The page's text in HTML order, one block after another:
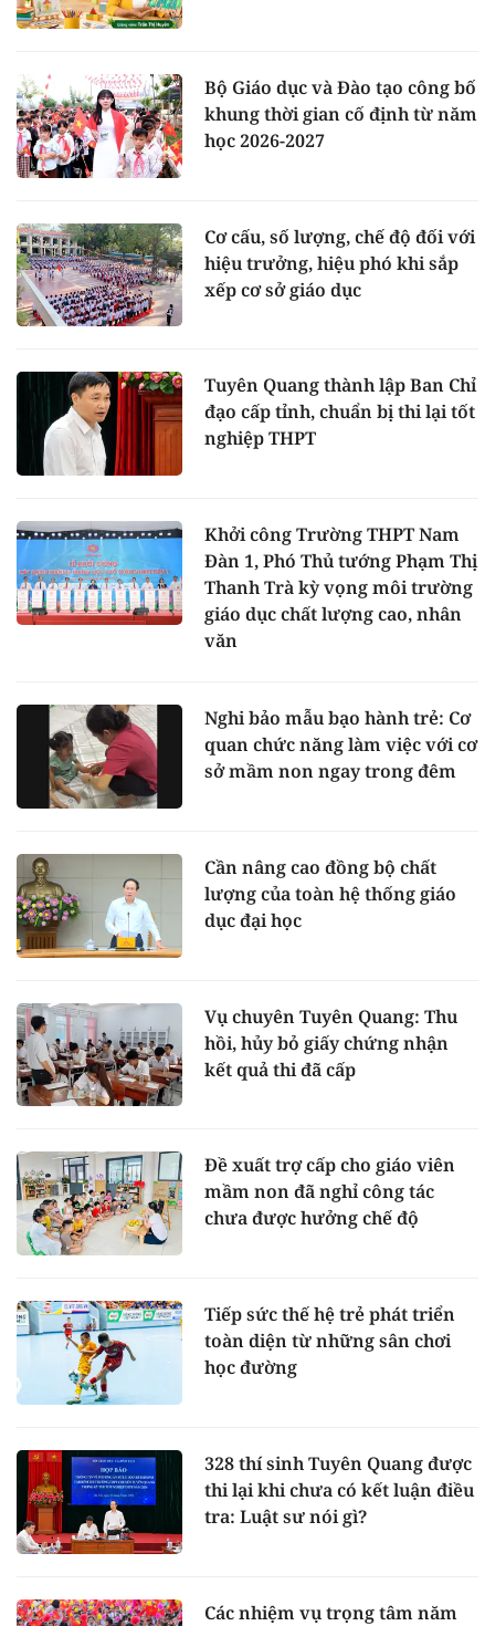
Bộ Giáo dục và Đào tạo công bố
khung thời gian cố định từ năm
học 2026-2027
Cơ cấu, số lượng, chế độ đối với
hiệu trưởng, hiệu phó khi sắp
xếp cơ sở giáo dục
Tuyên Quang thành lập Ban Chỉ
đạo cấp tỉnh, chuẩn bị thi lại tốt
nghiệp THPT
Khởi công Trường THPT Nam
Đàn 1, Phó Thủ tướng Phạm Thị
Thanh Trà kỳ vọng môi trường
giáo dục chất lượng cao, nhân
văn
Nghi bảo mẫu bạo hành trẻ: Cơ
quan chức năng làm việc với cơ
sở mầm non ngay trong đêm
Cần nâng cao đồng bộ chất
lượng của toàn hệ thống giáo
dục đại học
Vụ chuyên Tuyên Quang: Thu
hồi, hủy bỏ giấy chứng nhận
kết quả thi đã cấp
Đề xuất trợ cấp cho giáo viên
mầm non đã nghỉ công tác
chưa được hưởng chế độ
Tiếp sức thế hệ trẻ phát triển
toàn diện từ những sân chơi
học đường
328 thí sinh Tuyên Quang được
thi lại khi chưa có kết luận điều
tra: Luật sư nói gì?
Các nhiệm vụ trọng tâm năm